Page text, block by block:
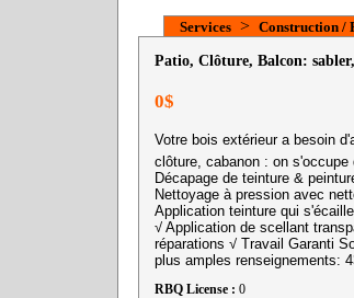
Services> Construction /
Patio, Clôture, Balcon:
0$
Votre bois extérieur a besoin
clôture, cabanon : on
Décapage de teinture &
Nettoyage à pression avec
Application teinture qui
√ Application de scellant
réparations √ Travail Garanti
plus amples renseignements:
RBQ License : 0